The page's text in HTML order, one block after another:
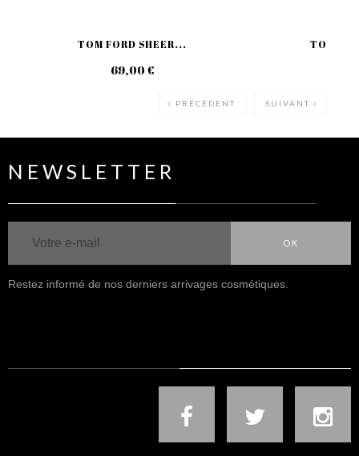
TOM FORD SHEER...
69,00 €
TOM
PRÉCÉDENT SUIVANT
NEWSLETTER
OK
Restez informé de nos derniers arrivages cosmétiques.